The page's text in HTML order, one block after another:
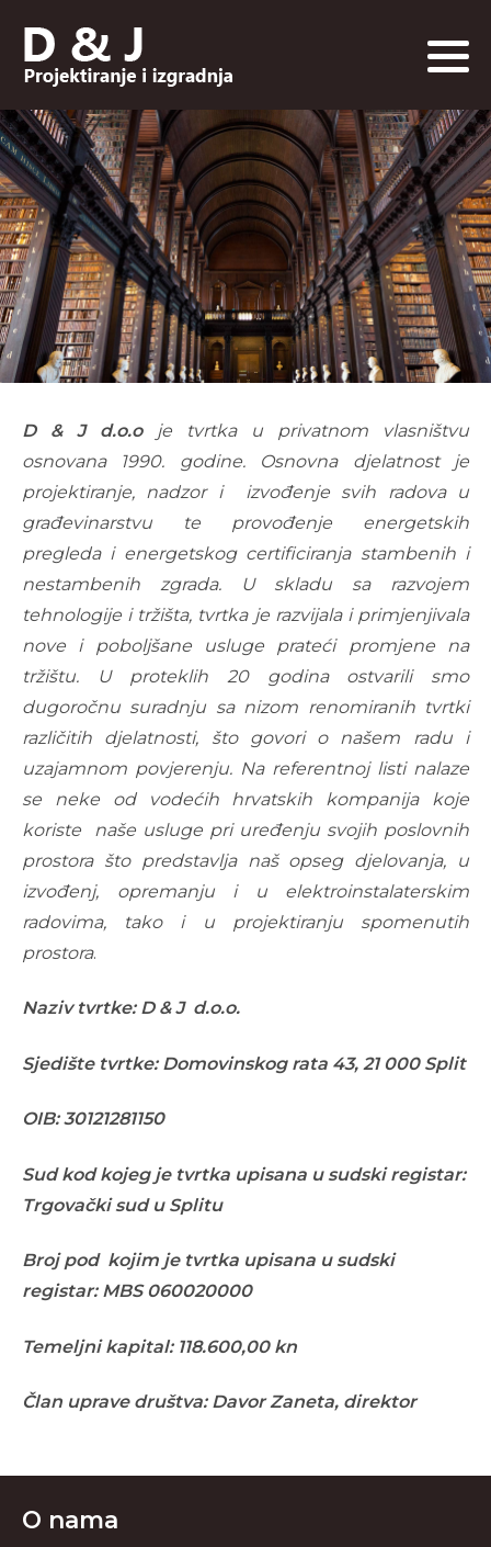
D & J d.o.oje tvrtka u privatnom vlasništvu
osnovana 1990. godine. Osnovna djelatnost je
projektiranje, nadzor i izvođenje svih radova u
građevinarstvu te provođenje energetskih
pregleda i energetskog certificiranja stambenih i
nestambenih zgrada.
U skladu sa razvojem
tehnologije i tržišta, tvrtka je razvijala i primjenjivala
nove i poboljšane usluge prateći promjene na
tržištu.
U proteklih 20 godina ostvarili smo
dugoročnu suradnju sa nizom renomiranih tvrtki
različitih djelatnosti, što govori o našem radu i
uzajamnom povjerenju. Na referentnoj listi nalaze
se neke od vodećih hrvatskih kompanija koje
koriste naše usluge pri uređenju svojih poslovnih
prostora što predstavlja naš opseg djelovanja, u
izvođenj, opremanju i u elektroinstalaterskim
radovima, tako i u projektiranju spomenutih
prostora.
Naziv tvrtke: D & J d.o.o.
Sjedište tvrtke: Domovinskog rata 43, 21 000 Split
OIB: 30121281150
Sud kod kojeg je tvrtka upisana u sudski registar:
Trgovački sud u Splitu
Broj pod kojim je tvrtka upisana u sudski
registar: MBS060020000
Temeljni kapital: 118.600,00 kn
Član uprave društva: Davor Zaneta, direktor
O nama